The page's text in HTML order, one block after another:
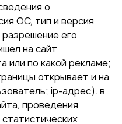
о
ОС, тип и версия
его
на сайт
или по какой рекламе;
открывает и на
ip-адрес). в
проведения